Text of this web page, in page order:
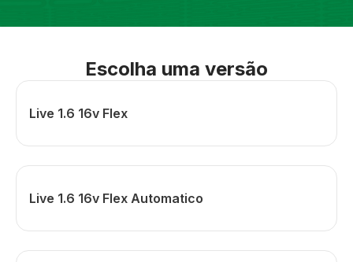
Escolha uma versão
Live 1.6 16v Flex
Live 1.6 16v Flex Automatico